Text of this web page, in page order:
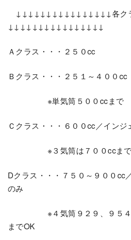
↓↓↓↓↓↓↓↓↓↓↓↓↓↓↓↓各クラ
↓↓↓↓↓↓↓↓↓↓↓↓↓↓↓↓
Ａクラス・・・２５０cc
Ｂクラス・・・２５１～４００cc
※単気筒５００ccまで
Ｃクラス・・・６００cc／インジ
※３気筒は７００ccまで
Dクラス・・・７５０～９００cc
のみ
※４気筒９２９、９５４、
までOK